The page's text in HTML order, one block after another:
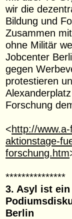
wir die
Bildung und
Zusammen
ohne Militär
Jobcenter
gegen
protestieren
Forschung
<http://
aktionstage-
forschung.htm
***************
3. Asyl ist
Berlin